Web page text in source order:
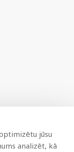
jūsu
analizēt, kā